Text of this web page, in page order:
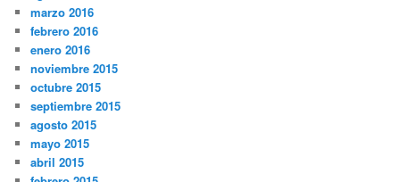
marzo 2016
febrero 2016
enero 2016
noviembre 2015
octubre 2015
septiembre 2015
agosto 2015
mayo 2015
abril 2015